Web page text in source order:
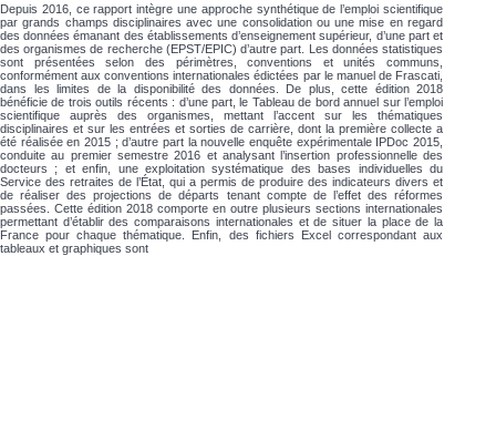
Depuis 2016, ce rapport intègre une approche synthétique de l’emploi scientifique
par grands champs disciplinaires avec une consolidation ou une mise en regard
des données émanant des établissements d’enseignement supérieur, d’une part et
des organismes de recherche (EPST/EPIC) d’autre part. Les données statistiques
sont présentées selon des périmètres, conventions et unités communs,
conformément aux conventions internationales édictées par le manuel de Frascati,
dans les limites de la disponibilité des données. De plus, cette édition 2018
bénéficie de trois outils récents : d’une part, le Tableau de bord annuel sur l’emploi
scientifique auprès des organismes, mettant l’accent sur les thématiques
disciplinaires et sur les entrées et sorties de carrière, dont la première collecte a
été réalisée en 2015 ; d’autre part la nouvelle enquête expérimentale IPDoc 2015,
conduite au premier semestre 2016 et analysant l’insertion professionnelle des
docteurs ; et enfin, une exploitation systématique des bases individuelles du
Service des retraites de l’État, qui a permis de produire des indicateurs divers et
de réaliser des projections de départs tenant compte de l’effet des réformes
passées. Cette édition 2018 comporte en outre plusieurs sections internationales
permettant d’établir des comparaisons internationales et de situer la place de la
France pour chaque thématique. Enfin, des fichiers Excel correspondant aux
tableaux et graphiques sont